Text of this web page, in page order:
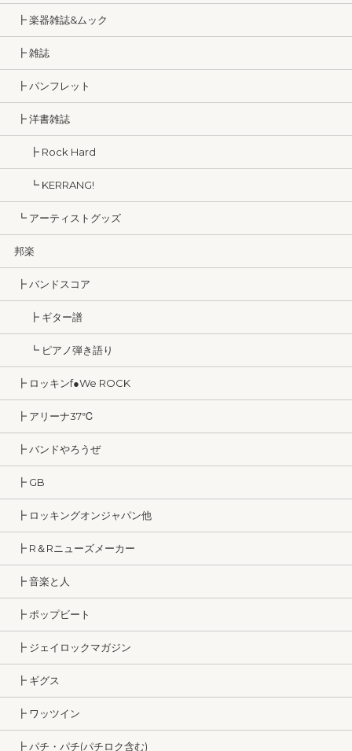
┣ 楽器雑誌&ムック
┣ 雑誌
┣ パンフレット
┣ 洋書雑誌
┣ Rock Hard
┗ KERRANG!
┗ アーティストグッズ
邦楽
┣ バンドスコア
┣ ギター譜
┗ ピアノ弾き語り
┣ ロッキンf●We ROCK
┣ アリーナ37℃
┣ バンドやろうぜ
┣ GB
┣ ロッキングオンジャパン他
┣ R＆Rニューズメーカー
┣ 音楽と人
┣ ポップビート
┣ ジェイロックマガジン
┣ ギグス
┣ ワッツイン
┣ パチ・パチ(パチロク含む)